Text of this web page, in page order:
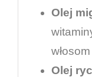
Olej
Olej